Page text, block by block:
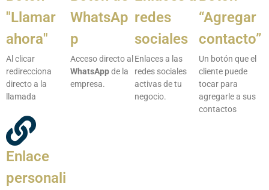
"Llamar
ahora"
Al clicar
redirecciona
directo a la
llamada
WhatsAp
p
Acceso directo al
WhatsAppde la
empresa.
redes
sociales
Enlaces a las
redes sociales
activas de tu
negocio.
“Agregar
contacto”
Un botón que el
cliente puede
tocar para
agregarle a sus
contactos
Enlace
personali